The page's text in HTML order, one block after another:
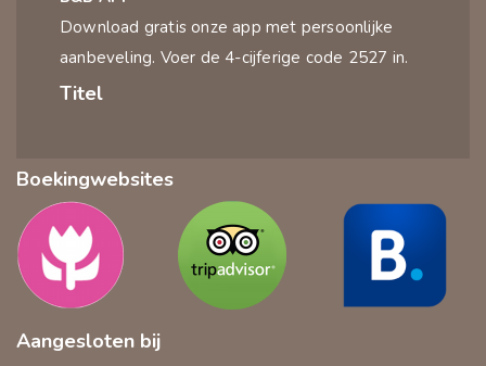
Download gratis onze app met persoonlijke
aanbeveling. Voer de 4-cijferige code 2527 in.
Titel
Boekingwebsites
Aangesloten bij